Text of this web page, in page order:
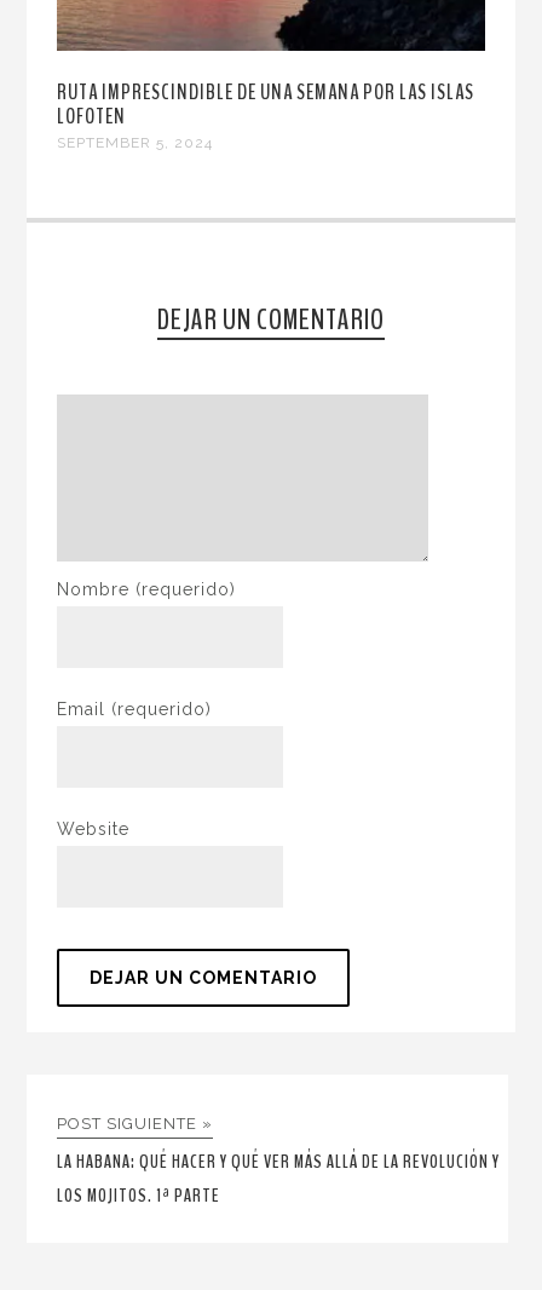
RUTA IMPRESCINDIBLE DE UNA SEMANA POR LAS ISLAS
LOFOTEN
SEPTEMBER 5, 2024
DEJAR UN COMENTARIO
Nombre (requerido)
Email (requerido)
Website
POST SIGUIENTE »
LA HABANA: QUÉ HACER Y QUÉ VER MÁS ALLÁ DE LA REVOLUCIÓN Y
LOS MOJITOS. 1ª PARTE